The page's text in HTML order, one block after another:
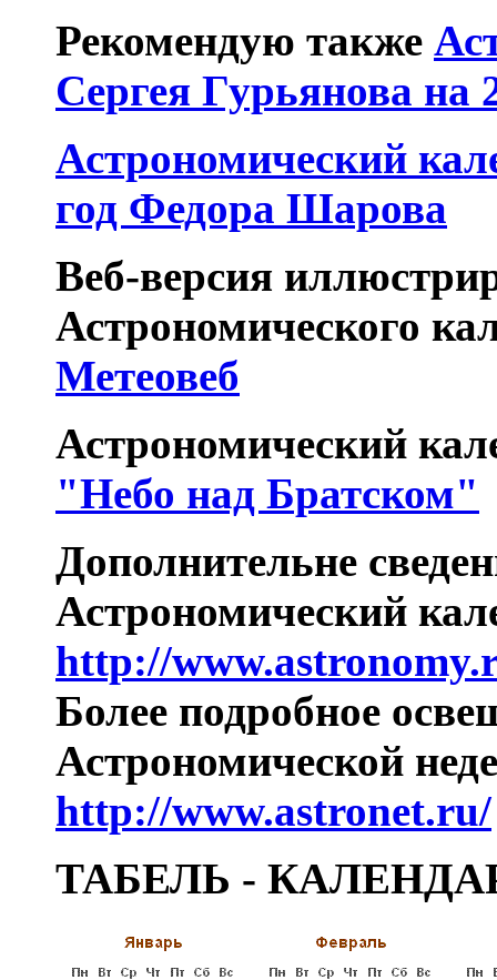
Рекомендую также
Сергея Гурьянова на
Астрономический
год Федора Шарова
Веб-версия
Астрономического
Метеовеб
Астрономический
"Небо над Братском"
Дополнительне
Астрономический
http://
Более подробное
Астрономической
http://www.astronet.ru/
ТАБЕЛЬ -